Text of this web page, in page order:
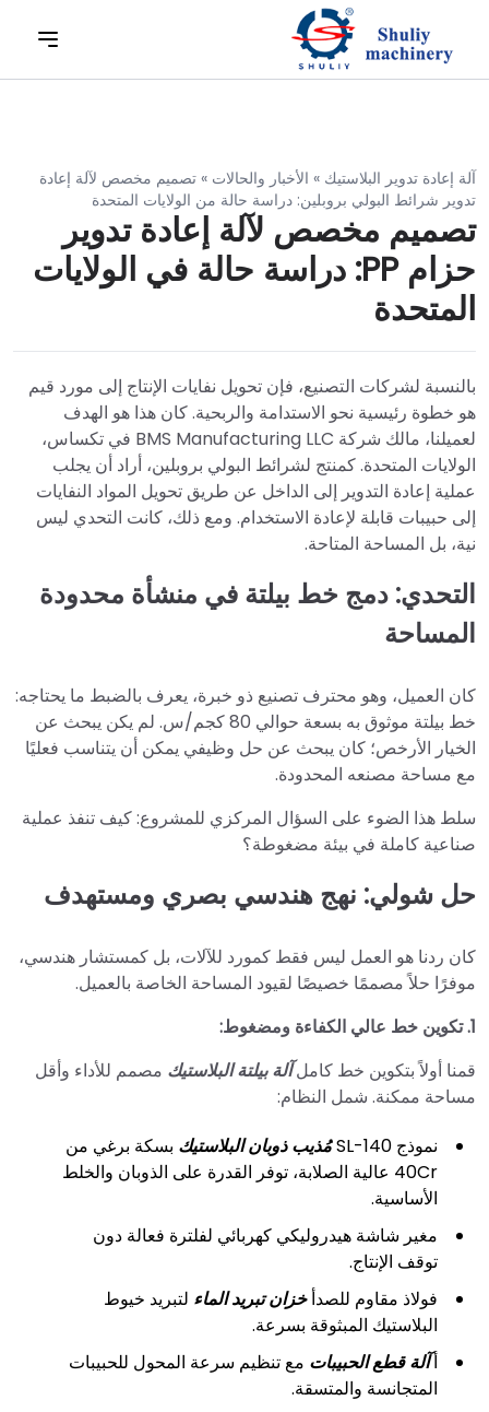
آلة إعادة تدوير البلاستيك » الأخبار والحالات » تصميم مخصص لآلة إعادة
تدوير شرائط البولي بروبلين: دراسة حالة من الولايات المتحدة
تصميم مخصص لآلة إعادة تدوير
حزام PP: دراسة حالة في الولايات
المتحدة
بالنسبة لشركات التصنيع، فإن تحويل نفايات الإنتاج إلى مورد قيم
هو خطوة رئيسية نحو الاستدامة والربحية. كان هذا هو الهدف
لعميلنا، مالك شركة BMS Manufacturing LLC في تكساس،
الولايات المتحدة. كمنتج لشرائط البولي بروبلين، أراد أن يجلب
عملية إعادة التدوير إلى الداخل عن طريق تحويل المواد النفايات
إلى حبيبات قابلة لإعادة الاستخدام. ومع ذلك، كانت التحدي ليس
نية، بل المساحة المتاحة.
التحدي: دمج خط بيلتة في منشأة محدودة
المساحة
كان العميل، وهو محترف تصنيع ذو خبرة، يعرف بالضبط ما يحتاجه:
خط بيلتة موثوق به بسعة حوالي 80 كجم/س. لم يكن يبحث عن
الخيار الأرخص؛ كان يبحث عن حل وظيفي يمكن أن يتناسب فعليًا
مع مساحة مصنعه المحدودة.
سلط هذا الضوء على السؤال المركزي للمشروع: كيف تنفذ عملية
صناعية كاملة في بيئة مضغوطة؟
حل شولي: نهج هندسي بصري ومستهدف
كان ردنا هو العمل ليس فقط كمورد للآلات، بل كمستشار هندسي،
موفرًا حلاً مصممًا خصيصًا لقيود المساحة الخاصة بالعميل.
1. تكوين خط عالي الكفاءة ومضغوط:
قمنا أولاً بتكوين خط كاملآلة بيلتة البلاستيك مصمم للأداء وأقل
مساحة ممكنة. شمل النظام:
نموذج SL-140
مُذيب ذوبان البلاستيك بسكة برغي من
40Cr عالية الصلابة، توفر القدرة على الذوبان والخلط
الأساسية.
مغير شاشة هيدروليكي كهربائي لفلترة فعالة دون
توقف الإنتاج.
فولاذ مقاوم للصدأخزان تبريد الماء لتبريد خيوط
البلاستيك المبثوقة بسرعة.
أآلة قطع الحبيبات مع تنظيم سرعة المحول للحبيبات
المتجانسة والمتسقة.